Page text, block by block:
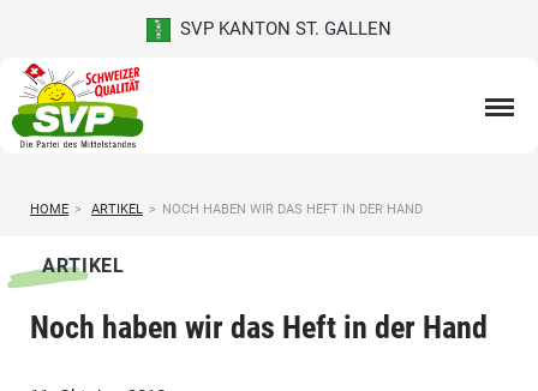
SVP KANTON ST. GALLEN
HOME > ARTIKEL > NOCH HABEN WIR DAS HEFT IN DER HAND
ARTIKEL
Noch haben wir das Heft in der Hand